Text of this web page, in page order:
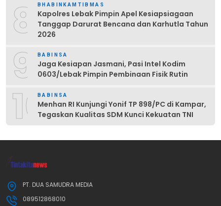
8 BHABINKAMTIBMAS
Kapolres Lebak Pimpin Apel Kesiapsiagaan
Tanggap Darurat Bencana dan Karhutla Tahun
2026
9 BABINSA
Jaga Kesiapan Jasmani, Pasi Intel Kodim
0603/Lebak Pimpin Pembinaan Fisik Rutin
10BABINSA
Menhan RI Kunjungi Yonif TP 898/PC di Kampar,
Tegaskan Kualitas SDM Kunci Kekuatan TNI
PT. DUA SAMUDRA MEDIA
089512868010